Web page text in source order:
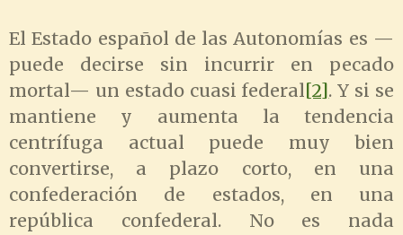
El Estado español de las Autonomías es —
puede decirse sin incurrir en pecado
mortal— un estado cuasi federal[2]. Y si se
mantiene y aumenta la tendencia
centrífuga actual puede muy bien
convertirse, a plazo corto, en una
confederación de estados, en una
república confederal. No es nada